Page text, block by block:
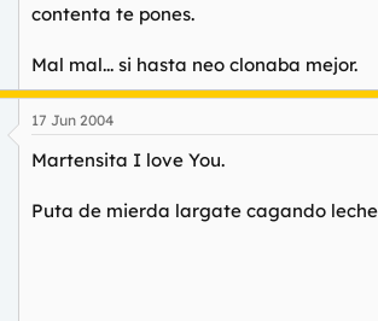
contenta te pones.
Mal mal... si hasta neo clonaba mejor.
17 Jun 2004
Martensita I love You.
Puta de mierda largate cagando